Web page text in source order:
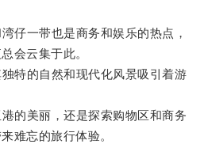
一带也是商务和娱乐的热点，
会云集于此。
的自然和现代化风景吸引着游
美丽，还是探索购物区和商务
难忘的旅行体验。